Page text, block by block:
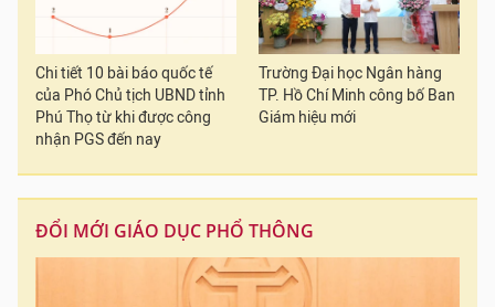
Chi tiết 10 bài báo quốc tế
của Phó Chủ tịch UBND tỉnh
Phú Thọ từ khi được công
nhận PGS đến nay
Trường Đại học Ngân hàng
TP. Hồ Chí Minh công bố Ban
Giám hiệu mới
ĐỔI MỚI GIÁO DỤC PHỔ THÔNG